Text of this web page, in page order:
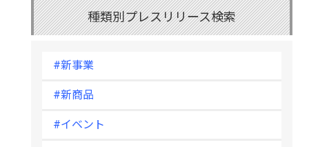
種類別プレスリリース検索
#新事業
#新商品
#イベント